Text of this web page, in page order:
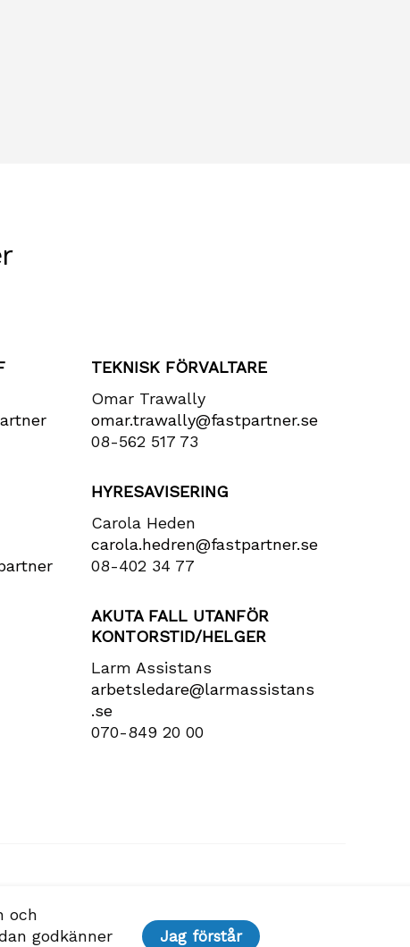
TEKNISK FÖRVALTARE
Omar Trawally
omar.trawally@fastpartner.se
08-562 517 73
HYRESAVISERING
Carola Heden
carola​.hedren​@fastpartner​.se
08-402 34 77
AKUTA FALL UTANFÖR
KONTORSTID/HELGER
Larm Assistans
arbetsledare​@larmassistans​
.se
070-849 20 00
och
godkänner
Jag förstår